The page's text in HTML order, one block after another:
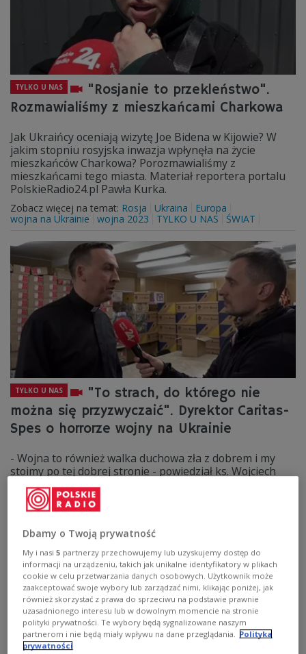
TYLKO U NAS
"Rosjanie to przekleństwo".
Rozmawialiśmy z mieszkańcami Charkowa
Jak Ukraińcy oceniają wizytę Joe Bidena w Kijowie? W
jakim stopniu rosyjska inwazja wpłynęła na życie
mieszkańców Charkowa? Porozmawialiśmy z
mieszkańcami tego miasta. Materiał reportera portalu
PolskieRadio24.pl Pawła Kurka.
Zobacz więcej na temat: Rosja Ukraina
Europa
wojna na Ukrainie
wojna 2023 TYLKO U NAS ŚWIAT
TYLKO U NAS
"To strach, do którego nie
można się przyzwyczaić". Dyrektor Caritas-
Spes o horrorze wojny na Ukrainie
- Wojna to również walka duchowa zła z dobrem i my
stoimy po tej dobrej stronie - powiedział ks. Wojciech
Stasiewicz, dyrektor Caritas-Spes w Charkowie w
rozmowie z reporterem portalu PolskieRadio24.pl
Pawłem Kurkiem.
Zobacz więcej na temat:Ukraina
wojna 2023
pomoc Europa TYLKO U NAS
Dbamy o Twoją prywatność
My i nasi5 partnerzy przechowujemy lub uzyskujemy dostęp do
informacji na urządzeniu, takich jak unikalne identyfikatory w plikach
cookie w celu przetwarzania danych osobowych. Użytkownik może
zaakceptować swoje wybory lub zarządzać nimi, klikając poniżej, jak
również skorzystać z prawa do sprzeciwu na podstawie prawnie
uzasadnionego interesu lub w dowolnym momencie na stronie
polityki prywatności. Te wybory będą sygnalizowane naszym
partnerom i nie będą miały wpływu na dane przeglądania. Polityka
prywatności